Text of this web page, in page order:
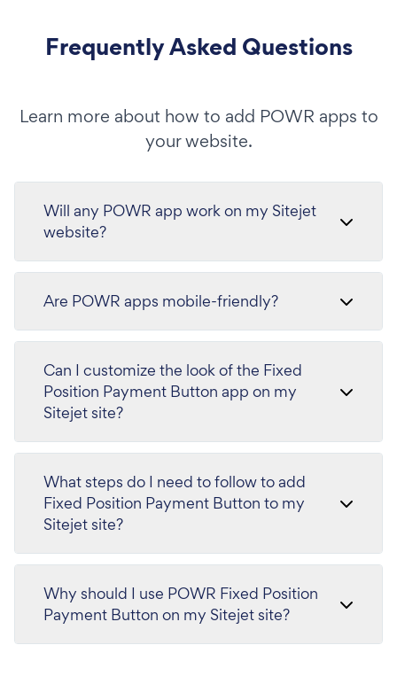
Frequently Asked Questions
Learn more about how to add POWR apps to
your website.
Will any POWR app work on my Sitejet
website?
Are POWR apps mobile-friendly?
Can I customize the look of the Fixed
Position Payment Button app on my
Sitejet site?
What steps do I need to follow to add
Fixed Position Payment Button to my
Sitejet site?
Why should I use POWR Fixed Position
Payment Button on my Sitejet site?